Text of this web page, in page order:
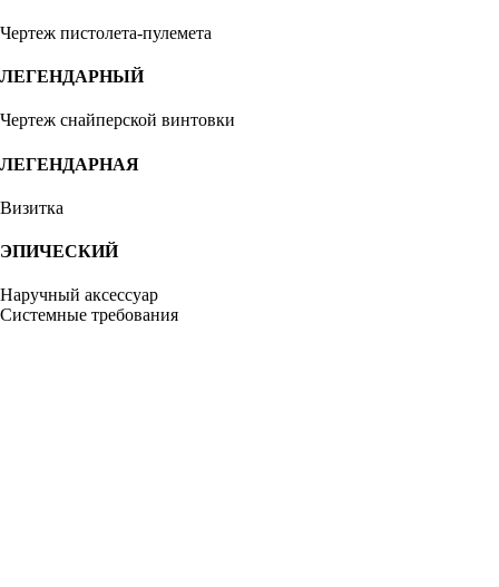
Чертеж пистолета-пулемета
ЛЕГЕНДАРНЫЙ
Чертеж снайперской винтовки
ЛЕГЕНДАРНАЯ
Визитка
ЭПИЧЕСКИЙ
Наручный аксессуар
Системные требования